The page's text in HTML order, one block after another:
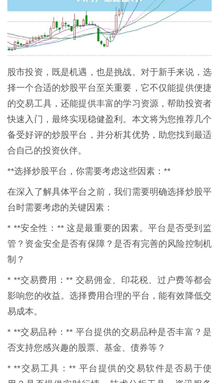
股市投资，既是机遇，也是挑战。对于新手来说，选
择一个合适的炒股平台至关重要，它不仅能提供便捷
的交易工具，还能提供丰富的学习资源，帮助投资者
快速入门，最终实现稳健盈利。本文将为您推荐几个
备受好评的炒股平台，并分析其优势，助您找到最适
合自己的投资伙伴。
**选择炒股平台，你需要考虑这些因素：**
在深入了解具体平台之前，我们需要明确选择炒股平
台时需要考虑的关键因素：
* **安全性：** 这是最重要的因素。平台是否受到监
管？资金安全是否有保障？是否有完善的风险控制机
制？
* **交易费用：** 交易佣金、印花税、过户费等都会
影响您的收益。选择费用合理的平台，能有效降低交
易成本。
* **交易品种：** 平台提供的交易品种是否丰富？是
否支持您感兴趣的股票、基金、债券等？
* **交易工具：** 平台提供的交易软件是否易于使